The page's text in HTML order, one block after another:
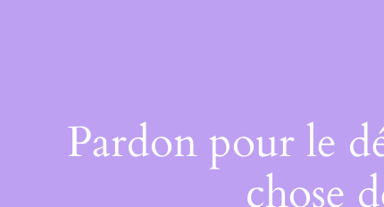
Pardon pour le
chose